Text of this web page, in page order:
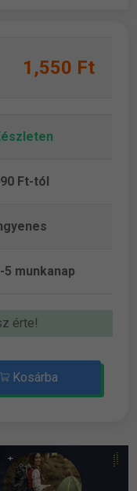
1,550 Ft
Ft-tól
5 munkanap
érte!
Kosárba